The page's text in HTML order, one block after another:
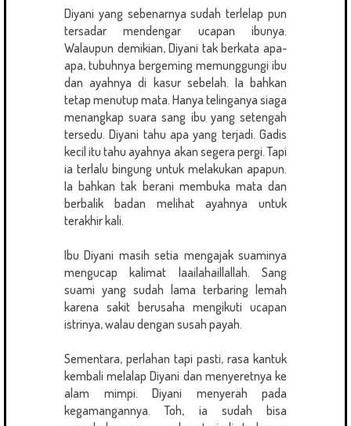
Diyani yang sebenarnya sudah terlelap pun
tersadar mendengar ucapan ibunya.
Walaupun demikian, Diyani tak berkata apa-
apa, tubuhnya bergeming memunggungi ibu
dan ayahnya di kasur sebelah. Ia bahkan
tetap menutup mata. Hanya telinganya siaga
menangkap suara sang ibu yang setengah
tersedu. Diyani tahu apa yang terjadi. Gadis
kecil itu tahu ayahnya akan segera pergi. Tapi
ia terlalu bingung untuk melakukan apapun.
Ia bahkan tak berani membuka mata dan
berbalik badan melihat ayahnya untuk
terakhir kali.
Ibu Diyani masih setia mengajak suaminya
mengucap kalimat laailahaillallah. Sang
suami yang sudah lama terbaring lemah
karena sakit berusaha mengikuti ucapan
istrinya, walau dengan susah payah.
Sementara, perlahan tapi pasti, rasa kantuk
kembali melalap Diyani dan menyeretnya ke
alam mimpi. Diyani menyerah pada
kegamangannya. Toh, ia sudah bisa